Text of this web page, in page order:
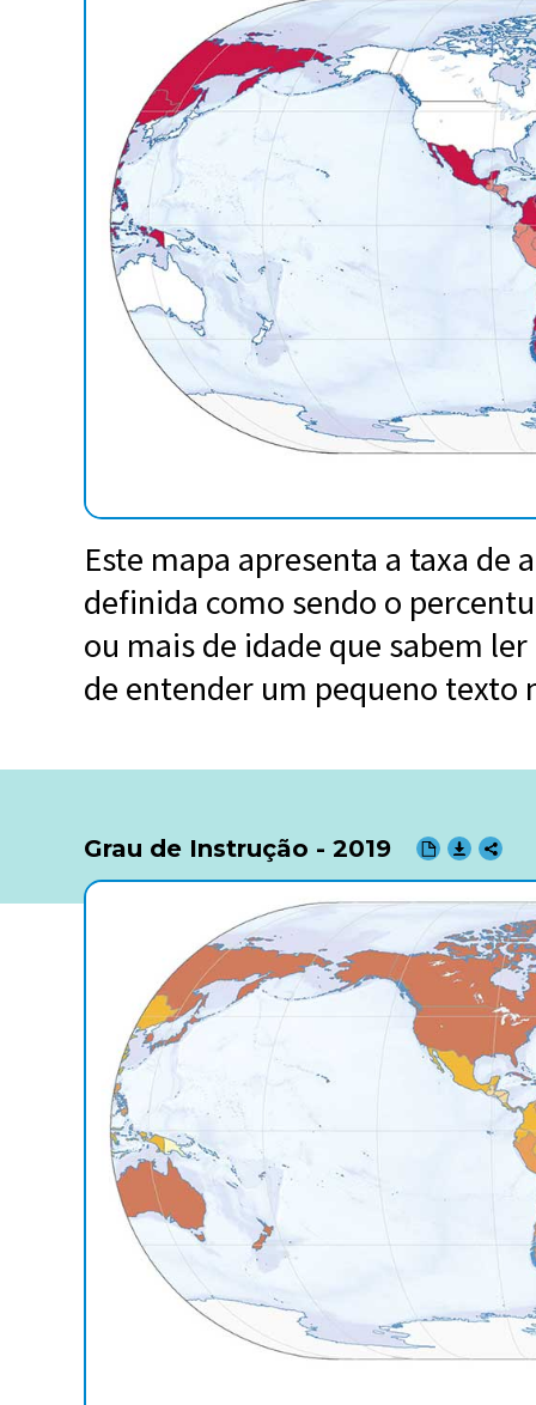
Banco Central do Brasil Planalto
Este mapa apresenta a taxa de
definida como sendo o
ou mais de idade que sabem
de entender um pequeno texto
Grau de Instrução - 2019